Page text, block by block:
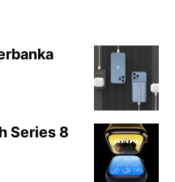
Series 8